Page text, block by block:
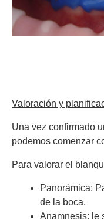
Valoración y
Una vez confirmado
podemos comenzar
Para valorar el
Panorámica:
de la boca.
Anamnesis: le